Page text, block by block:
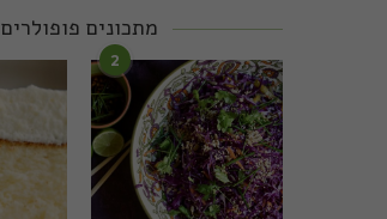
מתכונים פופולרים
2